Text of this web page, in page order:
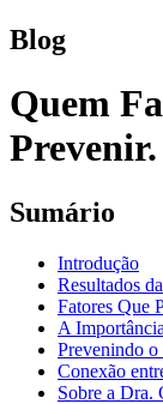
Blog
Quem
Prevenir.
Sumário
Introdução
Resultados
Fatores Que
A
Prevenindo o
Conexão
Sobre a Dra.